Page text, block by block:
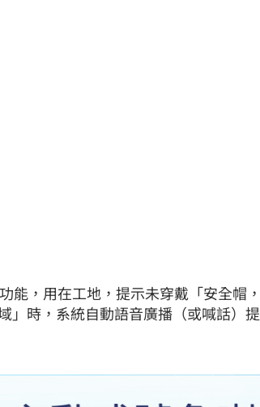
能，用在工地，提示未穿戴「安全帽，
」時，系統自動語音廣播（或喊話）